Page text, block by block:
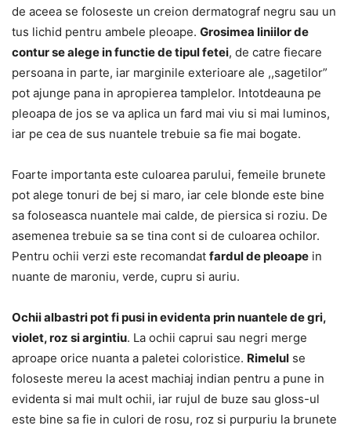
de aceea se foloseste un creion dermatograf negru sau un
tus lichid pentru ambele pleoape. Grosimea liniilor de
contur se alege in functie de tipul fetei, de catre fiecare
persoana in parte, iar marginile exterioare ale ,,sagetilor”
pot ajunge pana in apropierea tamplelor. Intotdeauna pe
pleoapa de jos se va aplica un fard mai viu si mai luminos,
iar pe cea de sus nuantele trebuie sa fie mai bogate.
Foarte importanta este culoarea parului, femeile brunete
pot alege tonuri de bej si maro, iar cele blonde este bine
sa foloseasca nuantele mai calde, de piersica si roziu. De
asemenea trebuie sa se tina cont si de culoarea ochilor.
Pentru ochii verzi este recomandat fardul de pleoape in
nuante de maroniu, verde, cupru si auriu.
Ochii albastri pot fi pusi in evidenta prin nuantele de gri,
violet, roz si argintiu. La ochii caprui sau negri merge
aproape orice nuanta a paletei coloristice. Rimelul se
foloseste mereu la acest machiaj indian pentru a pune in
evidenta si mai mult ochii, iar rujul de buze sau gloss-ul
este bine sa fie in culori de rosu, roz si purpuriu la brunete